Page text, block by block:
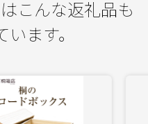
こんな返礼品も
ます。